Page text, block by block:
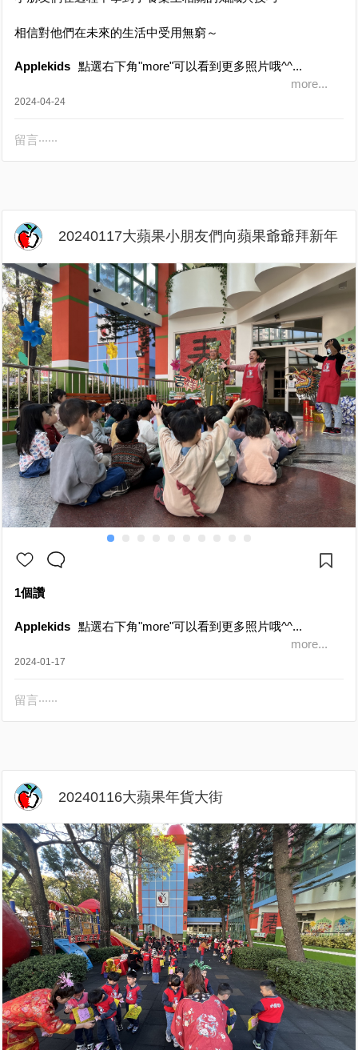
相信對他們在未來的生活中受用無窮～
Applekids
點選右下角"more"可以看到更多照片哦^^...
more...
2024-04-24
留言‧‧‧‧‧‧
20240117大蘋果小朋友們向蘋果爺爺拜新年
1個讚
Applekids
點選右下角"more"可以看到更多照片哦^^...
more...
2024-01-17
留言‧‧‧‧‧‧
20240116大蘋果年貨大街